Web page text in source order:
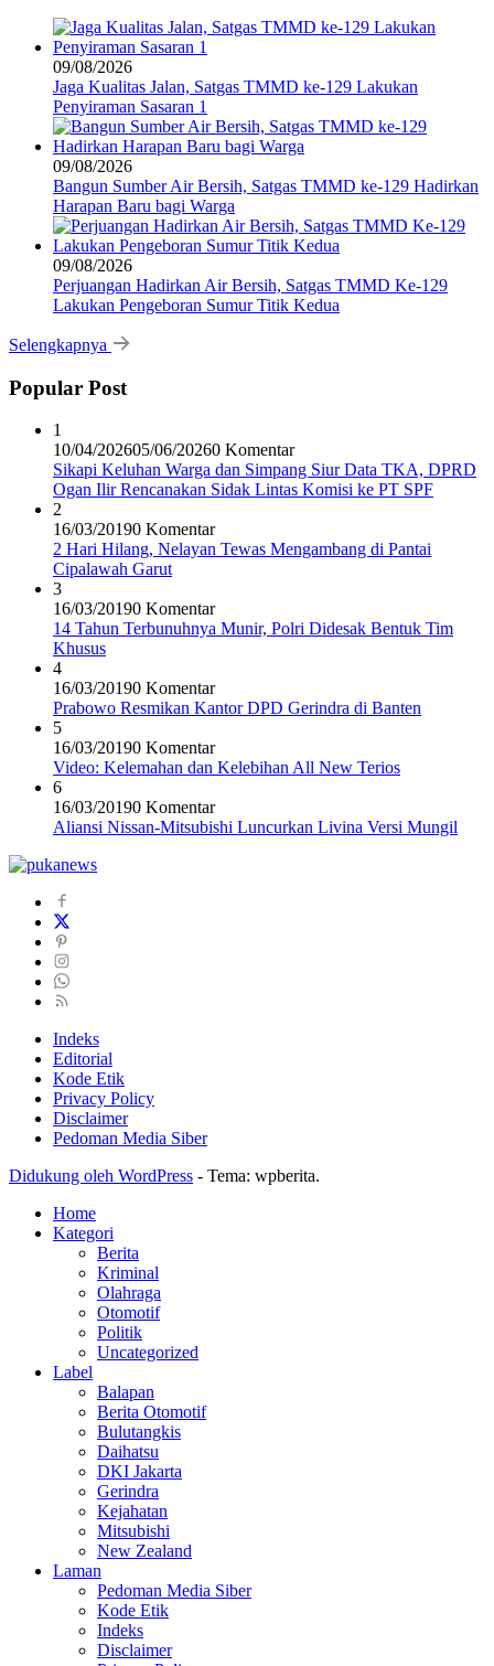
09/08/2026
Jaga Kualitas Jalan, Satgas TMMD ke-129 Lakukan
Penyiraman Sasaran 1
09/08/2026
Bangun Sumber Air Bersih, Satgas TMMD ke-129 Hadirkan
Harapan Baru bagi Warga
09/08/2026
Perjuangan Hadirkan Air Bersih, Satgas TMMD Ke-129
Lakukan Pengeboran Sumur Titik Kedua
Selengkapnya
Popular Post
1
10/04/202605/06/20260 Komentar
Sikapi Keluhan Warga dan Simpang Siur Data TKA, DPRD
Ogan Ilir Rencanakan Sidak Lintas Komisi ke PT SPF
2
16/03/20190 Komentar
2 Hari Hilang, Nelayan Tewas Mengambang di Pantai
Cipalawah Garut
3
16/03/20190 Komentar
14 Tahun Terbunuhnya Munir, Polri Didesak Bentuk Tim
Khusus
4
16/03/20190 Komentar
Prabowo Resmikan Kantor DPD Gerindra di Banten
5
16/03/20190 Komentar
Video: Kelemahan dan Kelebihan All New Terios
6
16/03/20190 Komentar
Aliansi Nissan-Mitsubishi Luncurkan Livina Versi Mungil
Indeks
Editorial
Kode Etik
Privacy Policy
Disclaimer
Pedoman Media Siber
Didukung oleh WordPress - Tema: wpberita.
Home
Kategori
Berita
Kriminal
Olahraga
Otomotif
Politik
Uncategorized
Label
Balapan
Berita Otomotif
Bulutangkis
Daihatsu
DKI Jakarta
Gerindra
Kejahatan
Mitsubishi
New Zealand
Laman
Pedoman Media Siber
Kode Etik
Indeks
Disclaimer